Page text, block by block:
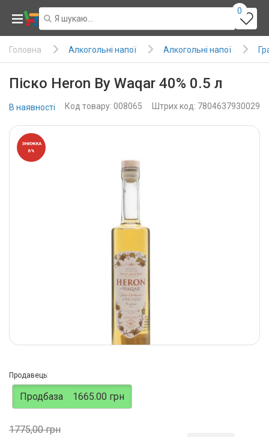
0
Головна Алкогольні напої Алкогольні напої
Піско Heron By Waqar 40% 0.5 л
В наявності Код товару: 008065 Штрих код: 7804637930029
ЗНИЖКА
6%
Продавець:
Продбаза 1665.00 грн
1775,00 грн